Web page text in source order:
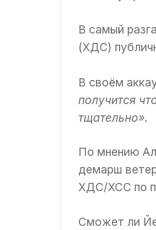
В самый
(ХДС)
В своём
получится
тщательно».
По мнению
демарш
ХДС/ХСС по
Сможет ли